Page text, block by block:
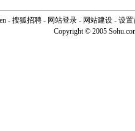
- 搜狐招聘 - 网站登录 - 网站建设 - 设置
Copyright © 2005